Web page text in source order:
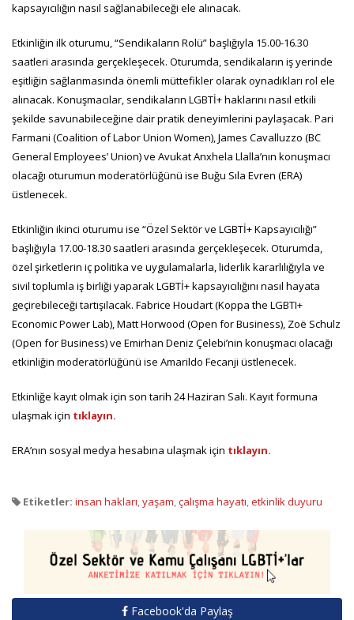
kapsayıcılığın nasıl sağlanabileceği ele alınacak.
Etkinliğin ilk oturumu, “Sendikaların Rolü” başlığıyla 15.00-16.30
saatleri arasında gerçekleşecek. Oturumda, sendikaların iş yerinde
eşitliğin sağlanmasında önemli müttefikler olarak oynadıkları rol ele
alınacak. Konuşmacılar, sendikaların LGBTİ+ haklarını nasıl etkili
şekilde savunabileceğine dair pratik deneyimlerini paylaşacak. Pari
Farmani (Coalition of Labor Union Women), James Cavalluzzo (BC
General Employees’ Union) ve Avukat Anxhela Llalla’nın konuşmacı
olacağı oturumun moderatörlüğünü ise Buğu Sıla Evren (ERA)
üstlenecek.
Etkinliğin ikinci oturumu ise “Özel Sektör ve LGBTİ+ Kapsayıcılığı”
başlığıyla 17.00-18.30 saatleri arasında gerçekleşecek. Oturumda,
özel şirketlerin iç politika ve uygulamalarla, liderlik kararlılığıyla ve
sivil toplumla iş birliği yaparak LGBTİ+ kapsayıcılığını nasıl hayata
geçirebileceği tartışılacak. Fabrice Houdart (Koppa the LGBTI+
Economic Power Lab), Matt Horwood (Open for Business), Zoë Schulz
(Open for Business) ve Emirhan Deniz Çelebi’nin konuşmacı olacağı
etkinliğin moderatörlüğünü ise Amarildo Fecanji üstlenecek.
Etkinliğe kayıt olmak için son tarih 24 Haziran Salı. Kayıt formuna
ulaşmak için tıklayın.
ERA’nın sosyal medya hesabına ulaşmak için tıklayın.
Etiketler: insan hakları,yaşam,çalışma hayatı,etkinlik duyuru
Facebook'da Paylaş